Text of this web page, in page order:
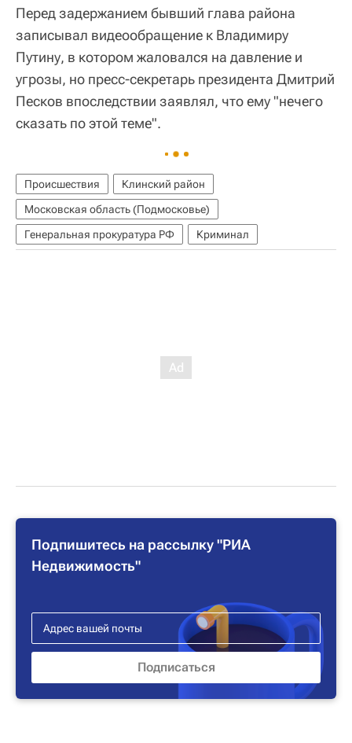
Перед задержанием бывший глава района
записывал видеообращение к Владимиру
Путину, в котором жаловался на давление и
угрозы, но пресс-секретарь президента Дмитрий
Песков впоследствии заявлял, что ему "нечего
сказать по этой теме".
Происшествия
Клинский район
Московская область (Подмосковье)
Генеральная прокуратура РФ
Криминал
Подпишитесь на рассылку "РИА
Недвижимость"